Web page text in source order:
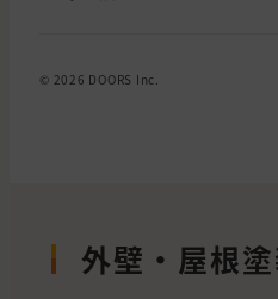
© 2026 DOORS Inc.
外壁・屋根